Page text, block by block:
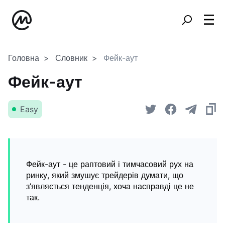
Головна Словник Фейк-аут
Фейк-аут
Easy
Фейк-аут - це раптовий і тимчасовий рух на
ринку, який змушує трейдерів думати, що
з’являється тенденція, хоча насправді це не
так.